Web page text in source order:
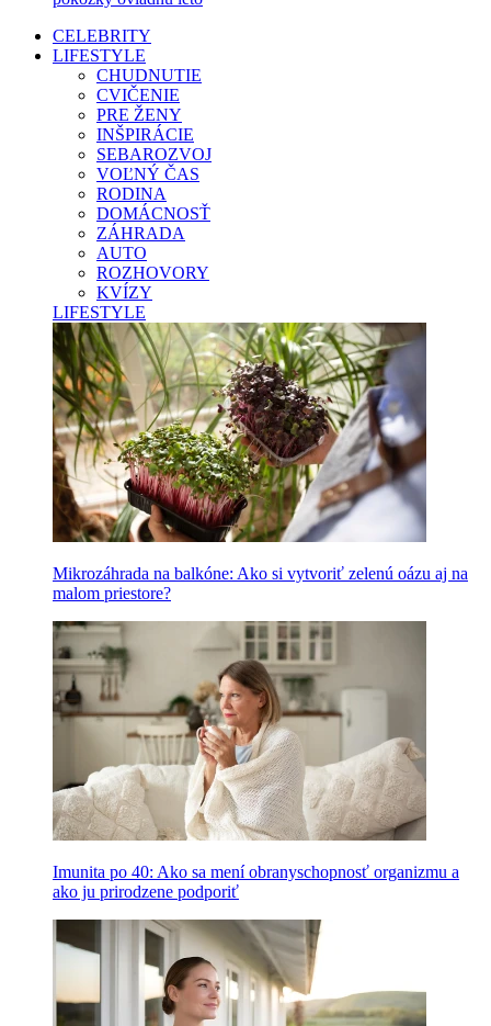
CELEBRITY
LIFESTYLE
CHUDNUTIE
CVIČENIE
PRE ŽENY
INŠPIRÁCIE
SEBAROZVOJ
VOĽNÝ ČAS
RODINA
DOMÁCNOSŤ
ZÁHRADA
AUTO
ROZHOVORY
KVÍZY
LIFESTYLE
Mikrozáhrada na balkóne: Ako si vytvoriť zelenú oázu aj na
malom priestore?
Imunita po 40: Ako sa mení obranyschopnosť organizmu a
ako ju prirodzene podporiť